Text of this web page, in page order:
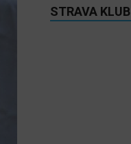
STRAVA KLUB